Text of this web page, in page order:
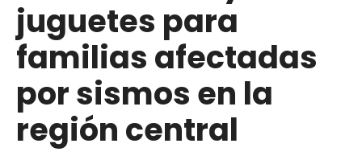
juguetes para
familias afectadas
por sismos en la
región central